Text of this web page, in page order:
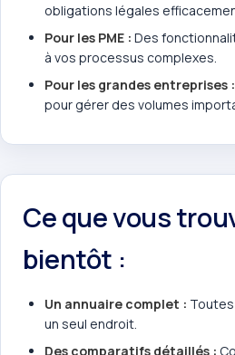
obligations légales
Pour les PME : Des
à vos processus complexes.
Pour les grandes entreprises :
pour gérer des volumes
Ce que vous
bientôt :
Un annuaire complet :
un seul endroit.
Des comparatifs détaillés :